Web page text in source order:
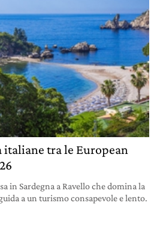
italiane tra le European
in Sardegna a Ravello che domina la
a un turismo consapevole e lento.